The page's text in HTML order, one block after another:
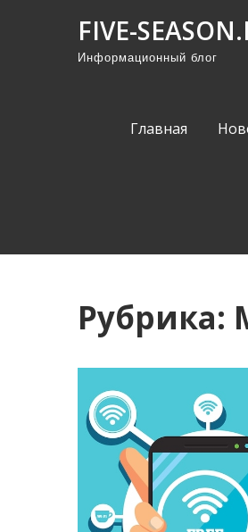
FIVE-
Информационный блог
Главная
Рубрика: